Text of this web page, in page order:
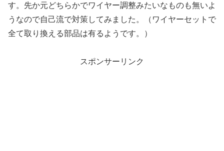
す。先か元どちらかでワイヤー調整みたいなものも無いよ
うなので自己流で対策してみました。（ワイヤーセットで
全て取り換える部品は有るようです。）
スポンサーリンク